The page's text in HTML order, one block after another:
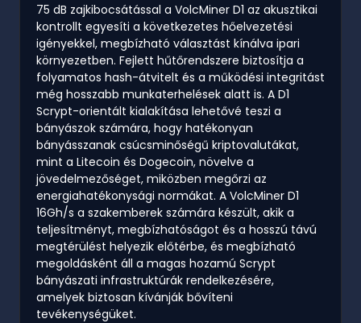
75 dB zajkibocsátással a VolcMiner D1 az akusztikai
kontrollt egyesíti a következetes hőelvezetési
igényekkel, megbízható választást kínálva ipari
környezetben. Fejlett hűtőrendszere biztosítja a
folyamatos hash-átvitelt és a működési integritást
még hosszabb munkaterhelések alatt is. A D1
Scrypt-orientált kialakítása lehetővé teszi a
bányászok számára, hogy hatékonyan
bányásszanak csúcsminőségű kriptovalutákat,
mint a Litecoin és Dogecoin, növelve a
jövedelmezőséget, miközben megőrzi az
energiahatékonysági normákat. A VolcMiner D1
16Gh/s a szakemberek számára készült, akik a
teljesítményt, megbízhatóságot és a hosszú távú
megtérülést helyezik előtérbe, és megbízható
megoldásként áll a magas hozamú Scrypt
bányászati infrastruktúrák rendelkezésére,
amelyek biztosan kívánják bővíteni
tevékenységüket.